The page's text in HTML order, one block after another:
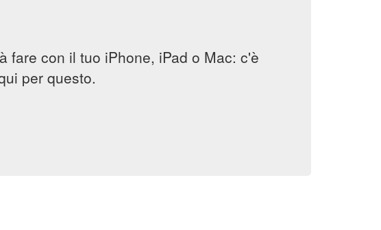
fare con il tuo iPhone, iPad o Mac: c'è
per questo.